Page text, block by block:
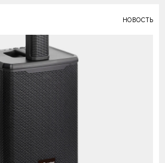
НОВОСТЬ